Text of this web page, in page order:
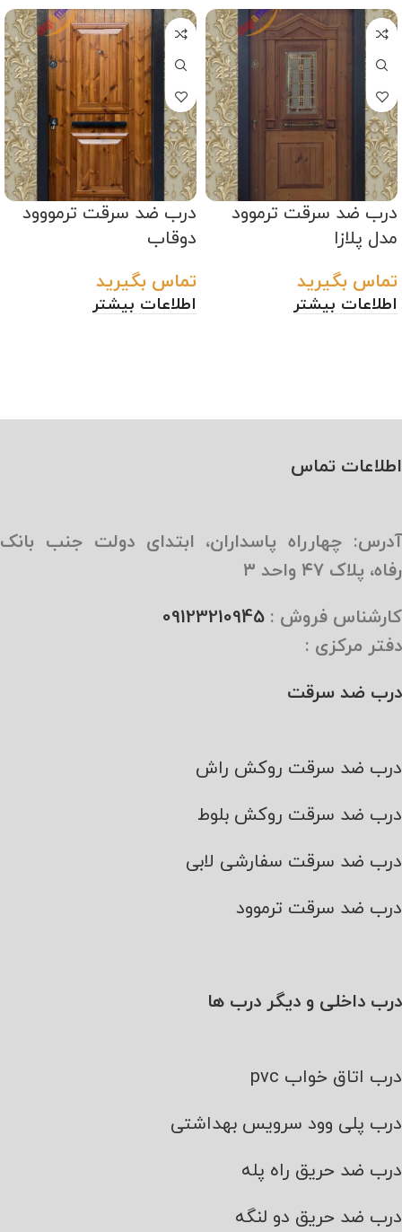
درب ضد سرقت ترموود
مدل پلازا
تماس بگیرید
اطلاعات بیشتر
درب ضد سرقت ترمووود
دوقاب
تماس بگیرید
اطلاعات بیشتر
اطلاعات تماس
آدرس: چهارراه پاسداران، ابتدای دولت جنب بانک
رفاه، پلاک ۴۷ واحد ۳
کارشناس فروش : 09123210945
دفتر مرکزی :
درب ضد سرقت
درب ضد سرقت روکش راش
درب ضد سرقت روکش بلوط
درب ضد سرقت سفارشی لابی
درب ضد سرقت ترموود
درب داخلی و دیگر درب ها
درب اتاق خواب pvc
درب پلی وود سرویس بهداشتی
درب ضد حریق راه پله
درب ضد حریق دو لنگه